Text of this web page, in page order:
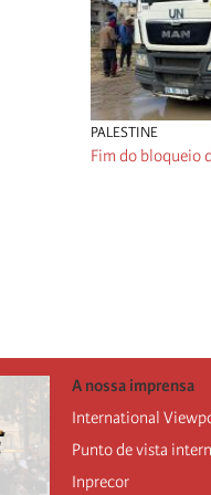
PALESTINE
Fim do bloqueio
A nossa imprensa
International
Punto de vista
Inprecor